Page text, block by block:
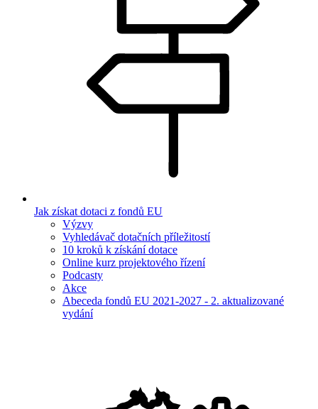
Jak získat dotaci z fondů EU
Výzvy
Vyhledávač dotačních příležitostí
10 kroků k získání dotace
Online kurz projektového řízení
Podcasty
Akce
Abeceda fondů EU 2021-2027 - 2. aktualizované
vydání